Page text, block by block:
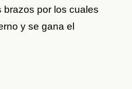
brazos por los cuales
y se gana el